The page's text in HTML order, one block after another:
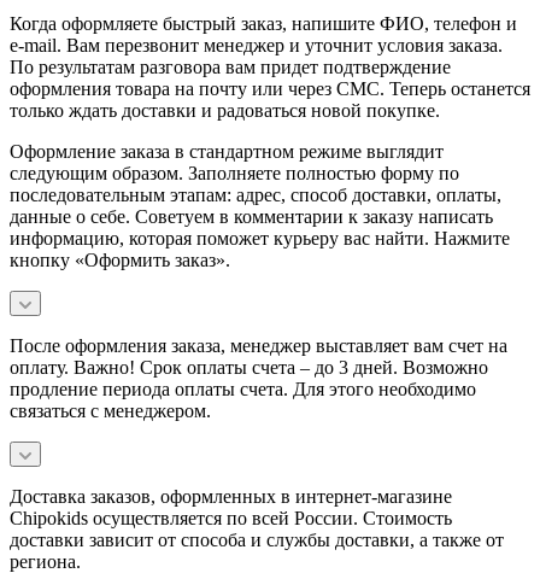
Когда оформляете быстрый заказ, напишите ФИО, телефон и
e-mail. Вам перезвонит менеджер и уточнит условия заказа.
По результатам разговора вам придет подтверждение
оформления товара на почту или через СМС. Теперь останется
только ждать доставки и радоваться новой покупке.
Оформление заказа в стандартном режиме выглядит
следующим образом. Заполняете полностью форму по
последовательным этапам: адрес, способ доставки, оплаты,
данные о себе. Советуем в комментарии к заказу написать
информацию, которая поможет курьеру вас найти. Нажмите
кнопку «Оформить заказ».
После оформления заказа, менеджер выставляет вам счет на
оплату. Важно! Срок оплаты счета – до 3 дней. Возможно
продление периода оплаты счета. Для этого необходимо
связаться с менеджером.
Доставка заказов, оформленных в интернет-магазине
Chipokids осуществляется по всей России. Стоимость
доставки зависит от способа и службы доставки, а также от
региона.